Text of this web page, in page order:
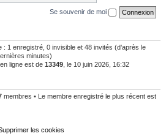
Se souvenir de moi
: 1 enregistré, 0 invisible et 48 invités (d’après le
minutes)
ligne est de 13349 , le 10 juin 2026, 16:32
membres • Le membre enregistré le plus récent est
les cookies